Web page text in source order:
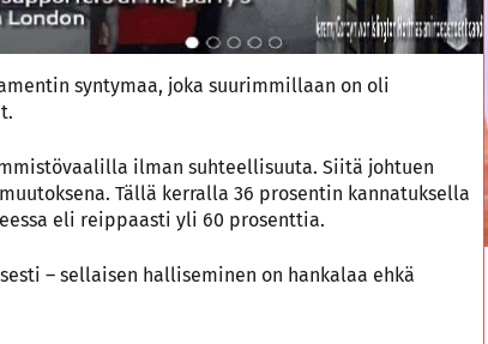
syntymaa, joka suurimmillaan on oli
ilman suhteellisuuta. Siitä johtuen
Tällä kerralla 36 prosentin kannatuksella
eli reippaasti yli 60 prosenttia.
– sellaisen halliseminen on hankalaa ehkä